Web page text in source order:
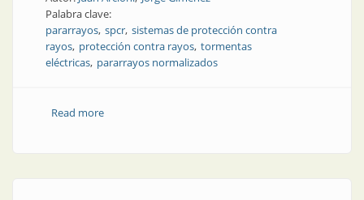
Palabra clave:
pararrayos spcr sistemas de protección contra
rayos protección contra rayos tormentas
eléctricas pararrayos normalizados
Read moreabout Nota técnica | Los pararrayos y sus